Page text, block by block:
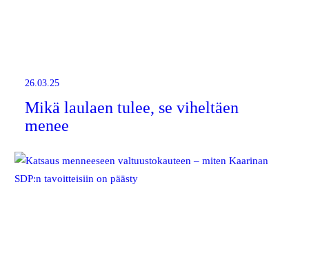
26.03.25
Mikä laulaen tulee, se viheltäen
menee